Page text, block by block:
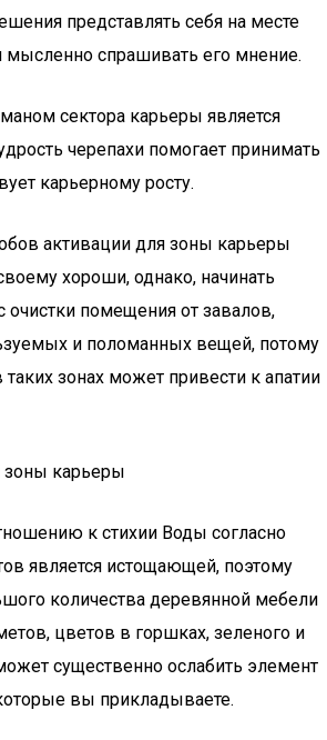
представлять себя на месте
мысленно спрашивать его мнение.
сектора карьеры является
черепахи помогает принимать
карьерному росту.
активации для зоны карьеры
хороши, однако, начинать
очистки помещения от завалов,
и поломанных вещей, потому
таких зонах может привести к апатии
зоны карьеры
к стихии Воды согласно
является истощающей, поэтому
количества деревянной мебели
цветов в горшках, зеленого и
существенно ослабить элемент
вы прикладываете.